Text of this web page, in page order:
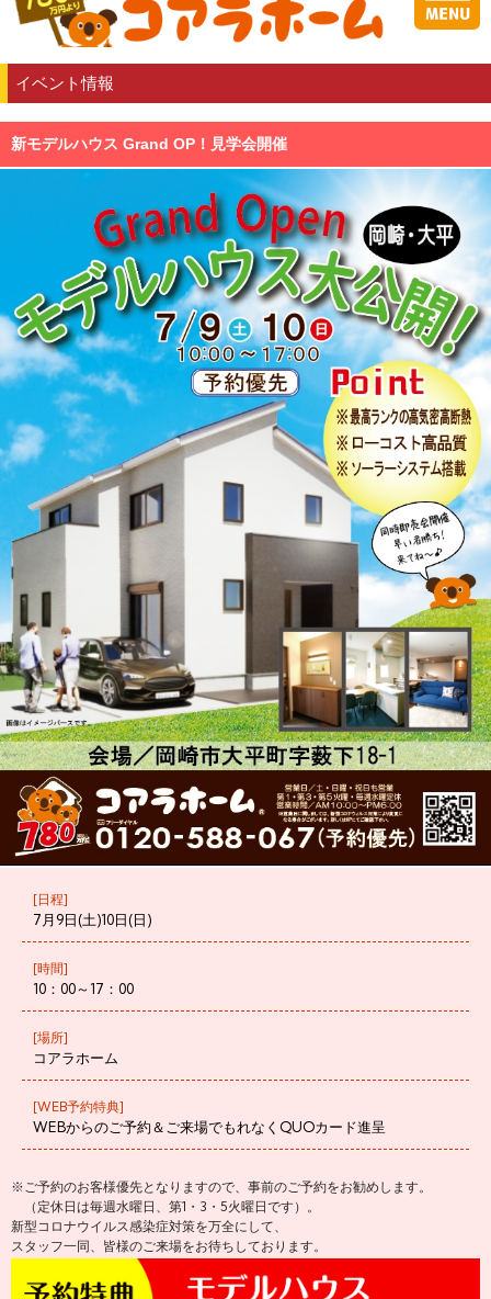
イベント情報
新モデルハウス Grand OP！見学会開催
[日程]
7月9日(土)10日(日)
[時間]
10：00～17：00
[場所]
コアラホーム
[WEB予約特典]
WEBからのご予約＆ご来場でもれなくQUOカード進呈
※ご予約のお客様優先となりますので、事前のご予約をお勧めします。
（定休日は毎週水曜日、第1・3・5火曜日です）。
新型コロナウイルス感染症対策を万全にして、
スタッフ一同、皆様のご来場をお待ちしております。